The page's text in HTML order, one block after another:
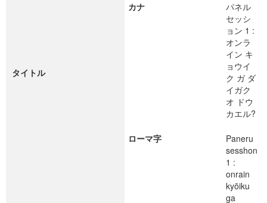
タイトル
カナ
パネル
セッシ
ョン 1 :
オンラ
イン キ
ョウイ
ク ガ ダ
イガク
オ ドウ
カエル?
ローマ字
Paneru
sesshon
1 :
onrain
kyōiku
ga